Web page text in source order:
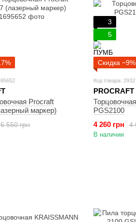
Procraft
маркер)
6 550 грн
3
5
Скидка −9%
Код товара:
PROCRAFT
PGS2100
4
4 260 грн
В наличии